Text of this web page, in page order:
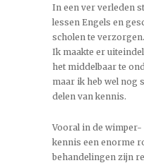
In een ver verleden
lessen Engels en
scholen te verzorgen.
Ik maakte er
het middelbaar te
maar ik heb wel nog
delen van kennis.
Vooral in de
kennis een enorme
behandelingen zijn